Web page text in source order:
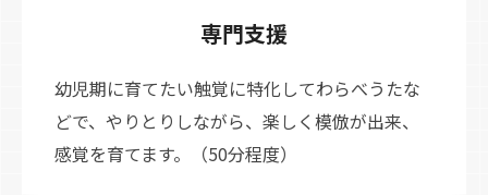
専門支援
幼児期に育てたい触覚に特化してわらべうたな
どで、やりとりしながら、楽しく模倣が出来、
感覚を育てます。（50分程度）